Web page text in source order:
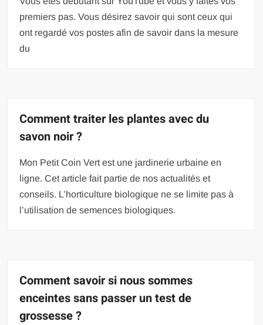
premiers pas. Vous désirez savoir qui sont ceux qui
ont regardé vos postes afin de savoir dans la mesure
du
Comment traiter les plantes avec du
savon noir ?
Mon Petit Coin Vert est une jardinerie urbaine en
ligne. Cet article fait partie de nos actualités et
conseils. L’horticulture biologique ne se limite pas à
l’utilisation de semences biologiques.
Comment savoir si nous sommes
enceintes sans passer un test de
grossesse ?